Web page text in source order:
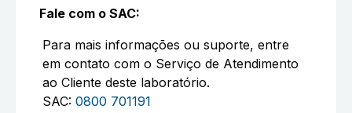
Fale com o SAC:
Para mais informações ou suporte, entre
em contato com o Serviço de Atendimento
ao Cliente deste laboratório.
SAC: 0800 701191